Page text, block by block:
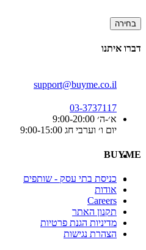
בחירה
דברו איתנו
support@buyme.co.il
03-3737117
א׳-ה׳ 9:00-20:00
יום ו׳ וערבי חג 9:00-15:00
BUYME
כניסת בתי עסק - שותפים
אודות
Careers
תקנון האתר
מדיניות הגנת פרטיות
הצהרת נגישות